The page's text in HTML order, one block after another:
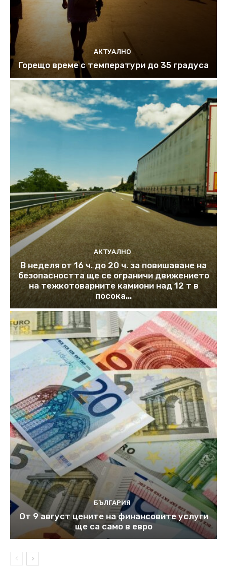
АКТУАЛНО
Горещо време с температури до 35 градуса
АКТУАЛНО
В неделя от 16 ч. до 20 ч. за повишаване на
безопасността ще се ограничи движението
на тежкотоварните камиони над 12 т в
посока...
БЪЛГАРИЯ
От 9 август цените на финансовите услуги
ще са само в евро